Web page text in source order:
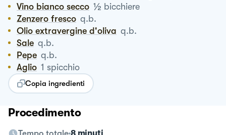
Vino bianco secco ½ bicchiere
Zenzero fresco q.b.
Olio extravergine d'oliva q.b.
Sale q.b.
Pepe q.b.
Aglio 1 spicchio
Copia ingredienti
Procedimento
Tempo totale 8 minuti